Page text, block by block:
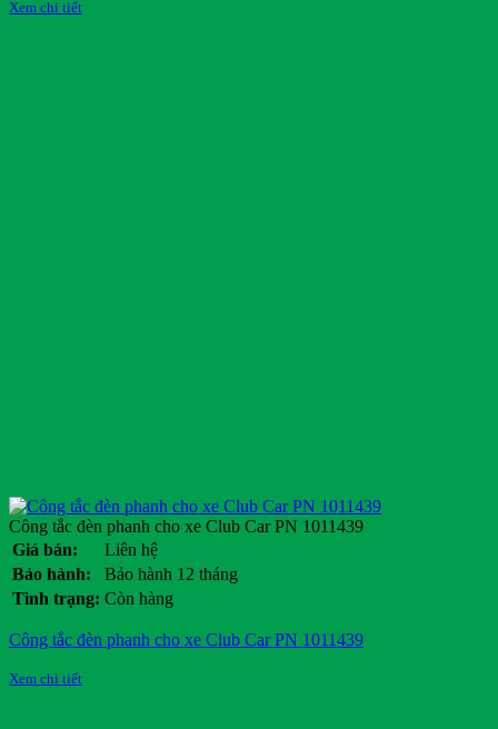
Xem chi tiết
Công tắc đèn phanh cho xe Club Car PN 1011439
Giá bán:
Liên hệ
Bảo hành:
Bảo hành 12 tháng
Tình trạng: Còn hàng
Công tắc đèn phanh cho xe Club Car PN 1011439
Xem chi tiết